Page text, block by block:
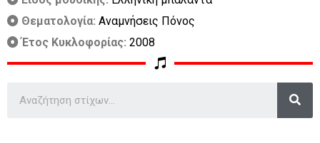
Θεματολογία: Αναμνήσεις Πόνος
Έτος Κυκλοφορίας: 2008